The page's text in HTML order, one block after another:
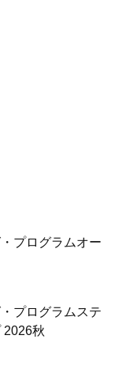
プログラムオー
プログラムステ
2026秋